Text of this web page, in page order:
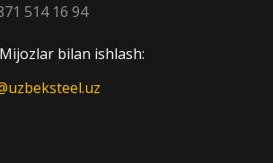
514 16 94
Mijozlar bilan ishlash: